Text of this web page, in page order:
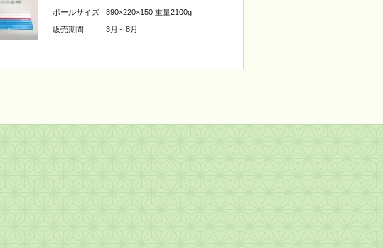
ボールサイズ
390×220×150 重量2100g
販売期間
3月～8月